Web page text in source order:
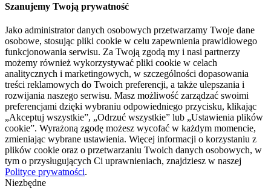
Szanujemy Twoją prywatność
Jako administrator danych osobowych przetwarzamy Twoje dane
osobowe, stosując pliki cookie w celu zapewnienia prawidłowego
funkcjonowania serwisu. Za Twoją zgodą my i nasi partnerzy
możemy również wykorzystywać pliki cookie w celach
analitycznych i marketingowych, w szczególności dopasowania
treści reklamowych do Twoich preferencji, a także ulepszania i
rozwijania naszego serwisu. Masz możliwość zarządzać swoimi
preferencjami dzięki wybraniu odpowiedniego przycisku, klikając
„Akceptuj wszystkie”, „Odrzuć wszystkie” lub „Ustawienia plików
cookie”. Wyrażoną zgodę możesz wycofać w każdym momencie,
zmieniając wybrane ustawienia. Więcej informacji o korzystaniu z
plików cookie oraz o przetwarzaniu Twoich danych osobowych, w
tym o przysługujących Ci uprawnieniach, znajdziesz w naszej
Polityce prywatności.
Niezbędne